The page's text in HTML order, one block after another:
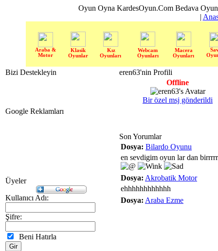
Oyun Oyna KardesOyun.Com Bedava
|
Araba &
Motor
Klasik
Oyunlar
Kız
Oyunları
Webcam
Oyunları
Macera
Oyunları
Bizi Destekleyin
Google Reklamları
Üyeler
Kullanıcı Adı:
Şifre:
Beni Hatırla
eren63'nin Profili
Offline
Bir özel msj gönderildi
Son Yorumlar
Dosya: Bilardo Oyunu
en sevdigim oyun lar dan
Dosya: Akrobatik Motor
ehhhhhhhhhhhh
Dosya: Araba Ezme